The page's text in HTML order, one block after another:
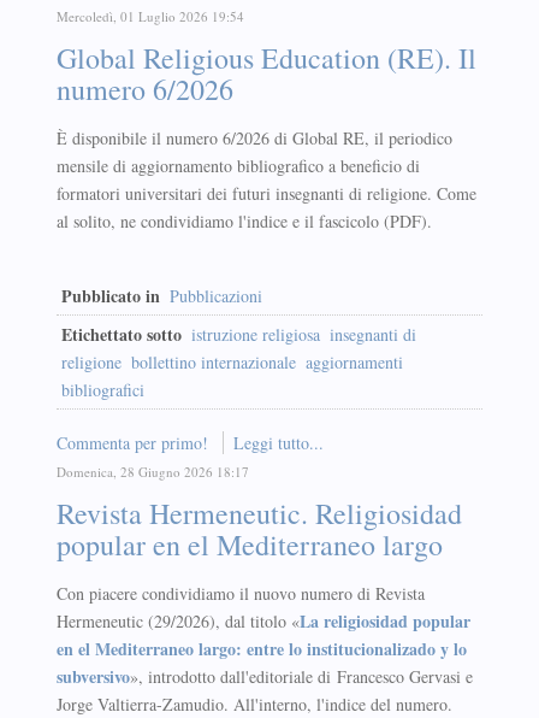
Mercoledì, 01 Luglio 2026 19:54
Global Religious Education (RE). Il
numero 6/2026
È disponibile il numero 6/2026 di Global RE, il periodico
mensile di aggiornamento bibliografico a beneficio di
formatori universitari dei futuri insegnanti di religione. Come
al solito, ne condividiamo l'indice e il fascicolo (PDF).
Pubblicato in Pubblicazioni
Etichettato sotto istruzione religiosa insegnanti di
religione bollettino internazionale aggiornamenti
bibliografici
Commenta per primo! Leggi tutto...
Domenica, 28 Giugno 2026 18:17
Revista Hermeneutic. Religiosidad
popular en el Mediterraneo largo
Con piacere condividiamo il nuovo numero di Revista
Hermeneutic (29/2026), dal titolo «La religiosidad popular
en el Mediterraneo largo: entre lo institucionalizado y lo
subversivo», introdotto dall'editoriale di Francesco Gervasi e
Jorge Valtierra-Zamudio. All'interno, l'indice del numero.